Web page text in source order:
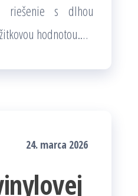
riešenie s dlhou
hodnotou.…
24. marca 2026